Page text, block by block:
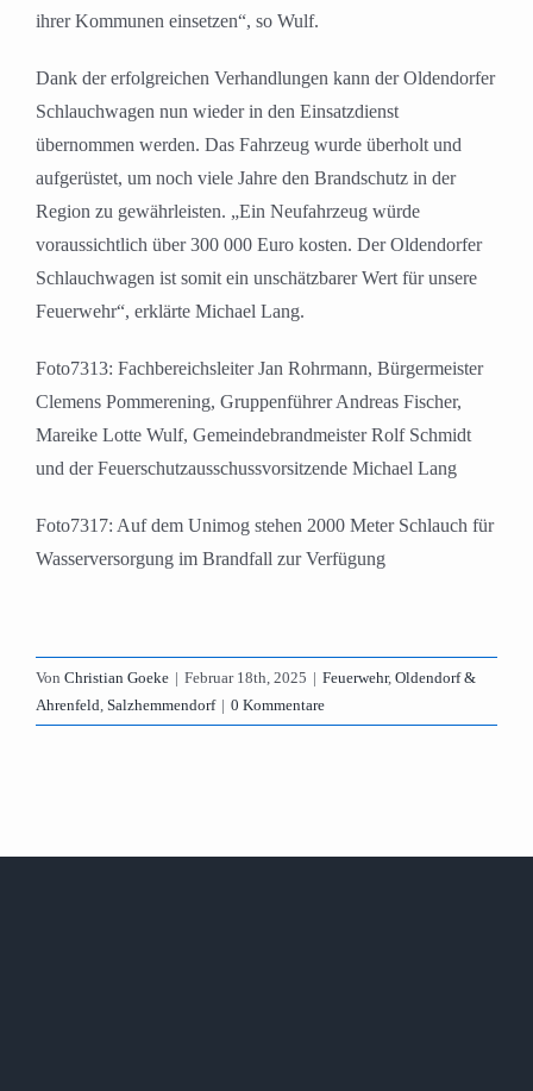
ihrer Kommunen einsetzen“, so Wulf.
Dank der erfolgreichen Verhandlungen kann der Oldendorfer
Schlauchwagen nun wieder in den Einsatzdienst
übernommen werden. Das Fahrzeug wurde überholt und
aufgerüstet, um noch viele Jahre den Brandschutz in der
Region zu gewährleisten. „Ein Neufahrzeug würde
voraussichtlich über 300 000 Euro kosten. Der Oldendorfer
Schlauchwagen ist somit ein unschätzbarer Wert für unsere
Feuerwehr“, erklärte Michael Lang.
Foto7313: Fachbereichsleiter Jan Rohrmann, Bürgermeister
Clemens Pommerening, Gruppenführer Andreas Fischer,
Mareike Lotte Wulf, Gemeindebrandmeister Rolf Schmidt
und der Feuerschutzausschussvorsitzende Michael Lang
Foto7317: Auf dem Unimog stehen 2000 Meter Schlauch für
Wasserversorgung im Brandfall zur Verfügung
Von Christian Goeke | Februar 18th, 2025 | Feuerwehr, Oldendorf &
Ahrenfeld, Salzhemmendorf | 0 Kommentare